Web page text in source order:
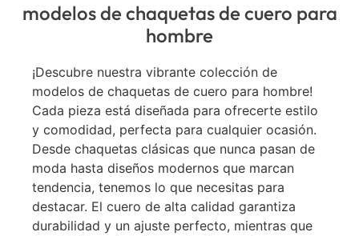
modelos de chaquetas de cuero para
hombre
¡Descubre nuestra vibrante colección de
modelos de chaquetas de cuero para hombre!
Cada pieza está diseñada para ofrecerte estilo
y comodidad, perfecta para cualquier ocasión.
Desde chaquetas clásicas que nunca pasan de
moda hasta diseños modernos que marcan
tendencia, tenemos lo que necesitas para
destacar. El cuero de alta calidad garantiza
durabilidad y un ajuste perfecto, mientras que